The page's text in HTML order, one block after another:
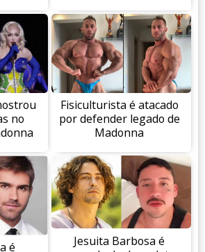
no
Fisiculturista é atacado
por defender legado de
Madonna
é
Jesuita Barbosa é